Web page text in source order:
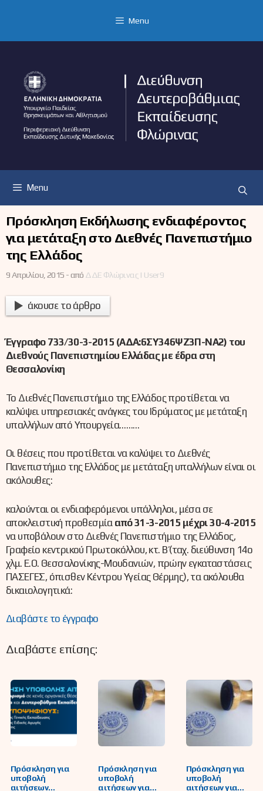
Menu
Menu
Πρόσκληση Εκδήλωσης ενδιαφέροντος
για μετάταξη στο Διεθνές Πανεπιστήμιο
της Ελλάδος
9 Απριλίου, 2015 -από ΔΔΕ Φλώρινας | User9
άκουσε το άρθρο
Έγγραφο 733/30-3-2015 (ΑΔΑ:6ΣΥ346ΨΖ3Π-ΝΑ2) του
Διεθνούς Πανεπιστημίου Ελλάδας με έδρα στη
Θεσσαλονίκη
Το Διεθνές Πανεπιστήμιο της Ελλάδος προτίθεται να
καλύψει υπηρεσιακές ανάγκες του Ιδρύματος με μετάταξη
υπαλλήλων από Υπουργεία………
Οι θέσεις που προτίθεται να καλύψει το Διεθνές
Πανεπιστήμιο της Ελλάδος με μετάταξη υπαλλήλων είναι οι
ακόλουθες:
καλούνται οι ενδιαφερόμενοι υπάλληλοι, μέσα σε
αποκλειστική προθεσμία από 31-3-2015 μέχρι 30-4-2015
να υποβάλουν στο Διεθνές Πανεπιστήμιο της Ελλάδος,
Γραφείο κεντρικού Πρωτοκόλλου, κτ. Β΄ (ταχ. διεύθυνση 14ο
χλμ. Ε.Ο. Θεσσαλονίκης-Μουδανιών, πρώην εγκαταστάσεις
ΠΑΣΕΓΕΣ, όπισθεν Κέντρου Υγείας Θέρμης), τα ακόλουθα
δικαιολογητικά:
Διαβάστε το έγγραφο
Διαβάστε επίσης:
Πρόσκληση για
υποβολή
αιτήσεων
Πρόσκληση για
υποβολή
αιτήσεων για
Πρόσκληση για
υποβολή
αιτήσεων για